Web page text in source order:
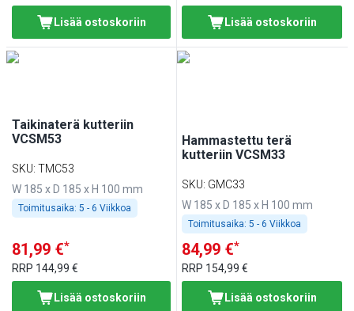
Lisää ostoskoriin Lisää ostoskoriin
Taikinaterä kutteriin
VCSM53
SKU: TMC53
W 185 x D 185 x H 100 mm
Toimitusaika: 5 - 6 Viikkoa
81,99 €*
RRP 144,99 €
Lisää ostoskoriin
Hammastettu terä
kutteriin VCSM33
SKU: GMC33
W 185 x D 185 x H 100 mm
Toimitusaika: 5 - 6 Viikkoa
84,99 €*
RRP 154,99 €
Lisää ostoskoriin